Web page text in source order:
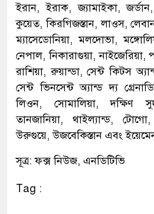
ইরান, ইরাক, জ্যামাইকা,
কুয়েত, কিরগিজস্তান, লাওস,
ম্যাসেডোনিয়া, মলদোভা,
নেপাল, নিকারাগুয়া, নাইজেরিয়া,
রাশিয়া, রুয়ান্ডা, সেন্ট কিটস
সেন্ট ভিনসেন্ট অ্যান্ড দ্য
লিওন, সোমালিয়া, দক্ষিণ
তানজানিয়া, থাইল্যান্ড,
উরুগুয়ে, উজবেকিস্তান এবং
সূত্র: ফক্স নিউজ, এনডিটিভি
Tag :